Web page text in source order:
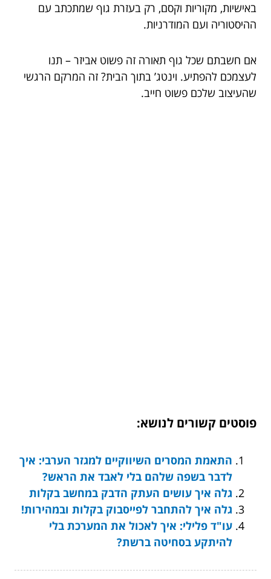
באישיות, מקוריות וקסם, רק בעזרת גוף שמתכתב עם
ההיסטוריה ועם המודרניות.
אם חשבתם שכל גוף תאורה זה פשוט אביזר – תנו
לעצמכם להפתיע. וינטג’ בתוך הבית? זה המרקם הרגשי
שהעיצוב שלכם פשוט חייב.
פוסטים קשורים לנושא:
התאמת המסרים השיווקיים למגזר הערבי: איך
לדבר בשפה שלהם בלי לאבד את הראש?
גלה איך עושים העתק הדבק במחשב בקלות
גלה איך להתחבר לפייסבוק בקלות ובמהירות!
עו"ד פלילי: איך לאכול את המערכת בלי
להיתקע בסחיטה ברשת?